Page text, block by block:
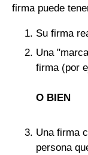
firma puede
Su firma
Una
firma (por
O BIEN
Una firma
persona